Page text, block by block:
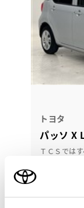
トヨタ
パッソ X
ＴＣＳでは
支払総額